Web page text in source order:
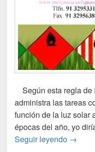
Según esta regla de
administra las tareas
función de la luz solar
épocas del año, yo
Seguir leyendo Ora et
→